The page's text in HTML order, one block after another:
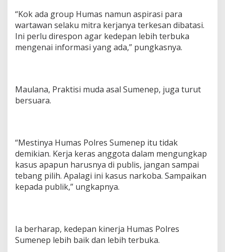
“Kok ada group Humas namun aspirasi para
wartawan selaku mitra kerjanya terkesan dibatasi.
Ini perlu direspon agar kedepan lebih terbuka
mengenai informasi yang ada,” pungkasnya.
Maulana, Praktisi muda asal Sumenep, juga turut
bersuara.
“Mestinya Humas Polres Sumenep itu tidak
demikian. Kerja keras anggota dalam mengungkap
kasus apapun harusnya di publis, jangan sampai
tebang pilih. Apalagi ini kasus narkoba. Sampaikan
kepada publik,” ungkapnya.
Ia berharap, kedepan kinerja Humas Polres
Sumenep lebih baik dan lebih terbuka.